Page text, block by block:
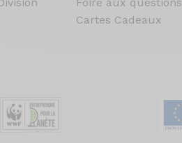
Cartes Cadeaux